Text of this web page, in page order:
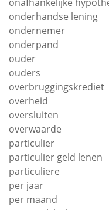
onafhankelijke
onderhandse lening
ondernemer
onderpand
ouder
ouders
overbruggingskrediet
overheid
oversluiten
overwaarde
particulier
particulier geld lenen
particuliere
per jaar
per maand